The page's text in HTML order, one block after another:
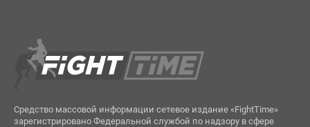
Средство массовой информации сетевое издание «FightTime»
зарегистрировано Федеральной службой по надзору в сфере